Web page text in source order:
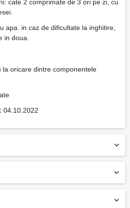
cate 2 comprimate de 3 ori pe zi, cu
apa. in caz de dificultate la inghitire,
in doua.
la oricare dintre componentele
04.10.2022